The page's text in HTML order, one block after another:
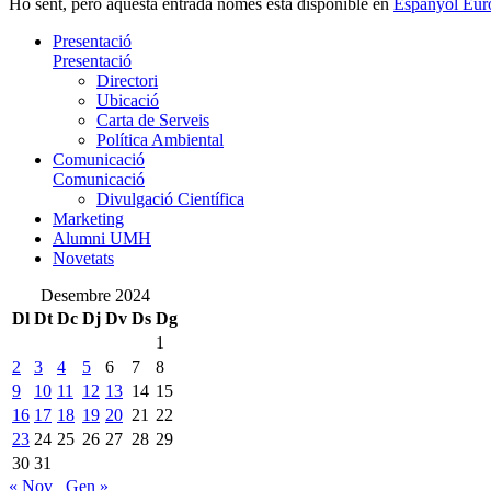
Presentació
Presentació
Directori
Ubicació
Carta de Serveis
Política Ambiental
Comunicació
Comunicació
Divulgació Científica
Marketing
Alumni UMH
Novetats
Desembre 2024
Dl Dt Dc Dj Dv Ds Dg
1
2
3 4 5 6 7
8
9
10 11 12 13 14 15
16 17 18 19 20 21 22
23 24 25 26 27 28 29
30 31
« Nov
Gen »